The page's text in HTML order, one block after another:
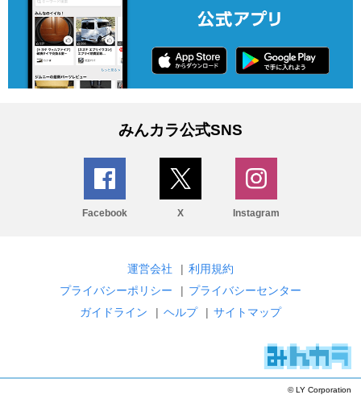
みんカラ公式SNS
Facebook X Instagram
運営会社 | 利用規約
プライバシーポリシー
| プライバシーセンター
ガイドライン
| ヘルプ | サイトマップ
© LY Corporation